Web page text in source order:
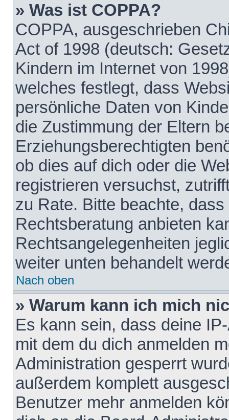
» Was ist COPPA?
COPPA, ausgeschrieben
Act of 1998 (deutsch:
Kindern im Internet von
welches festlegt, dass
persönliche Daten von
die Zustimmung der Eltern
Erziehungsberechtigten
ob dies auf dich oder die
registrieren versuchst,
zu Rate. Bitte beachte,
Rechtsberatung anbieten
Rechtsangelegenheiten
weiter unten behandelt
Nach oben
» Warum kann ich mich
Es kann sein, dass deine
mit dem du dich anmelden
Administration gesperrt
außerdem komplett
Benutzer mehr anmelden